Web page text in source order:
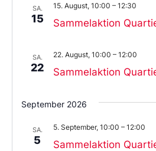
aus.
SA.
15 Sammelaktion
15. August, 10:00 – 12:30
SA.
22 Sammelaktion
22. August, 10:00 – 12:00
September 2026
SA.
5 Sammelaktion
5. September, 10:00 – 12:00